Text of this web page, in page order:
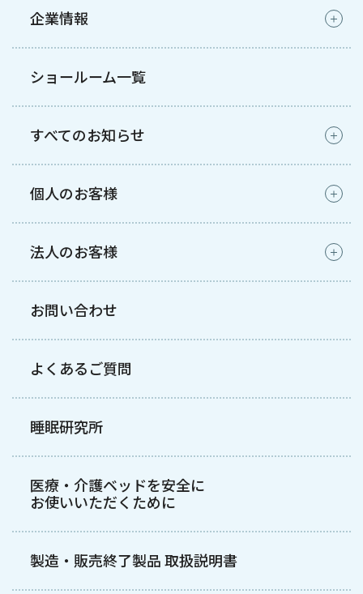
企業情報
ショールーム一覧
すべてのお知らせ
個人のお客様
法人のお客様
お問い合わせ
よくあるご質問
睡眠研究所
医療・介護ベッドを安全に
お使いいただくために
製造・販売終了製品 取扱説明書